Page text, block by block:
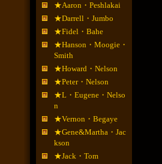
★Aaron・Peshlakai
★Darrell・Jumbo
★Fidel・Bahe
★Hanson・Moogie・
Smith
★Howard・Nelson
★Peter・Nelson
★L・Eugene・Nelso
n
★Vernon・Begaye
★Gene&Martha・Jac
kson
★Jack・Tom